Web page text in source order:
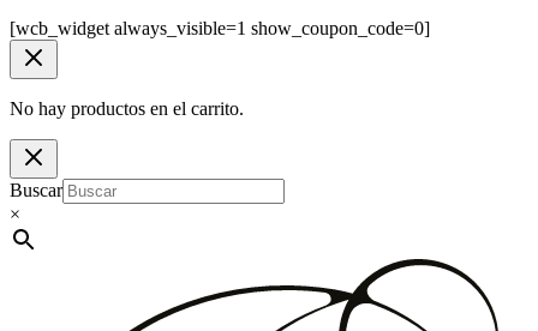
[wcb_widget always_visible=1 show_coupon_code=0]
No hay productos en el carrito.
Buscar
×